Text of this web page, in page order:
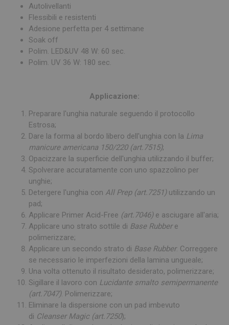
Autolivellanti
Flessibili e resistenti
Adesione perfetta per 4 settimane
Soak off
Polim. LED&UV 48 W: 60 sec.
Polim. UV 36 W: 180 sec.
Applicazione:
Preparare l'unghia naturale seguendo il protocollo
Estrosa;
Dare la forma al bordo libero dell'unghia con la Lima
manicure americana 150/220 (art.7515);
Opacizzare la superficie dell'unghia utilizzando il buffer;
Spolverare accuratamente con uno spazzolino per
unghie;
Detergere l'unghia con All Prep (art.7251)utilizzando un
pad;
Applicare Primer Acid-Free (art.7046)e asciugare all'aria;
Applicare uno strato sottile di Base Rubbere
polimerizzare;
Applicare un secondo strato di Base Rubber. Correggere
se necessario le imperfezioni della lamina ungueale;
Una volta ottenuto il risultato desiderato, polimerizzare;
Sigillare il lavoro con Lucidante smalto semipermanente
(art.7047). Polimerizzare;
Eliminare la dispersione con un pad imbevuto
di Cleanser Magic (art.7250);